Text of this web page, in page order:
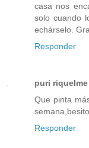
casa nos
solo cuando
echárselo.
Responder
puri riquelme
Que pinta
Responder